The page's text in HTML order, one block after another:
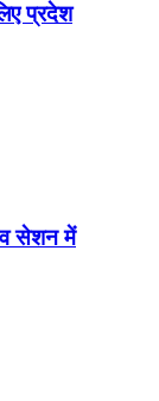
प्रदेश
सेशन में